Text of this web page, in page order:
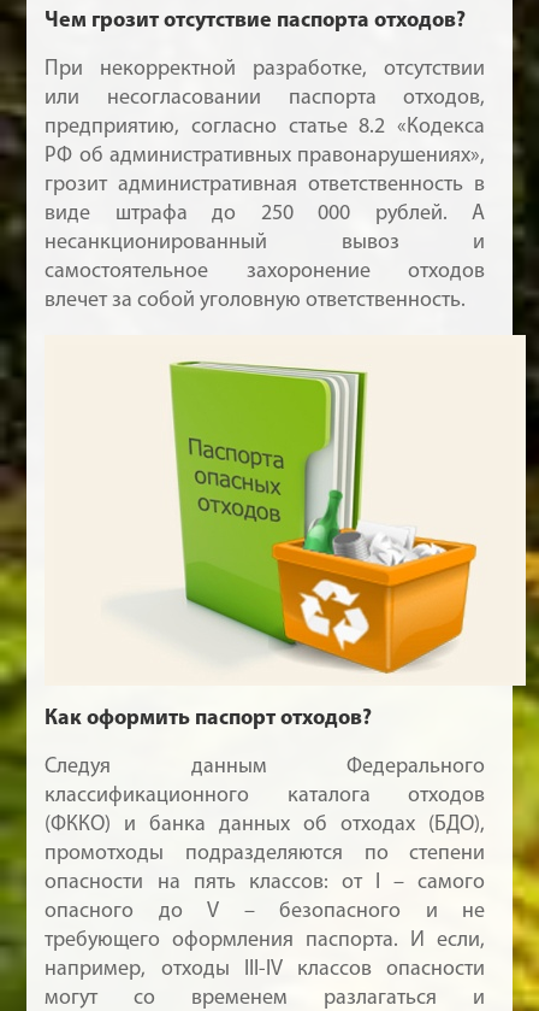
Чем грозит отсутствие паспорта отходов?
При некорректной разработке, отсутствии
или несогласовании паспорта отходов,
предприятию, согласно статье 8.2 «Кодекса
РФ об административных правонарушениях»,
грозит административная ответственность в
виде штрафа до 250 000 рублей. А
несанкционированный вывоз и
самостоятельное захоронение отходов
влечет за собой уголовную ответственность.
Как оформить паспорт отходов?
Следуя данным Федерального
классификационного каталога отходов
(ФККО) и банка данных об отходах (БДО),
промотходы подразделяются по степени
опасности на пять классов: от I – самого
опасного до V – безопасного и не
требующего оформления паспорта. И если,
например, отходы III-IV классов опасности
могут со временем разлагаться и